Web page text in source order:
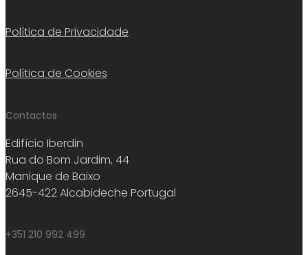
Política de Privacidade
Política de Cookies
Contactos
Edifício Iberdin
Rua do Bom Jardim, 44
Manique de Baixo
2645-422 Alcabideche Portugal
+351 210 992 499